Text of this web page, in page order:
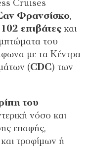
Cruises
Φρανσίσκο,
102 επιβάτες και
του
με τα Κέντρα
(CDC) των
του
νόσο και
επαφής,
τροφίμων ή